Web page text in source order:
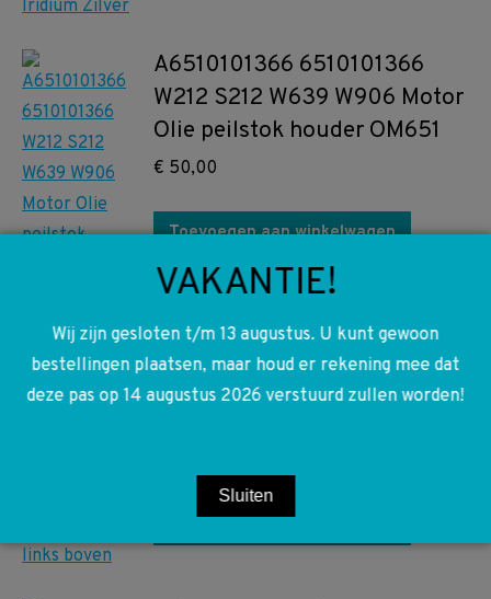
A6510101366 6510101366
W212 S212 W639 W906 Motor
Olie peilstok houder OM651
€ 50,00
Toevoegen aan winkelwagen
A2126903325 2126903325
9051 W212 S212 Laadruimte
Toevoegen aan winkelwagen
VAKANTIE!
Wij zijn gesloten t/m 13 augustus. U kunt gewoon
bestellingen plaatsen, maar houd er rekening mee dat
deze pas op 14 augustus 2026 verstuurd zullen worden!
Sluiten